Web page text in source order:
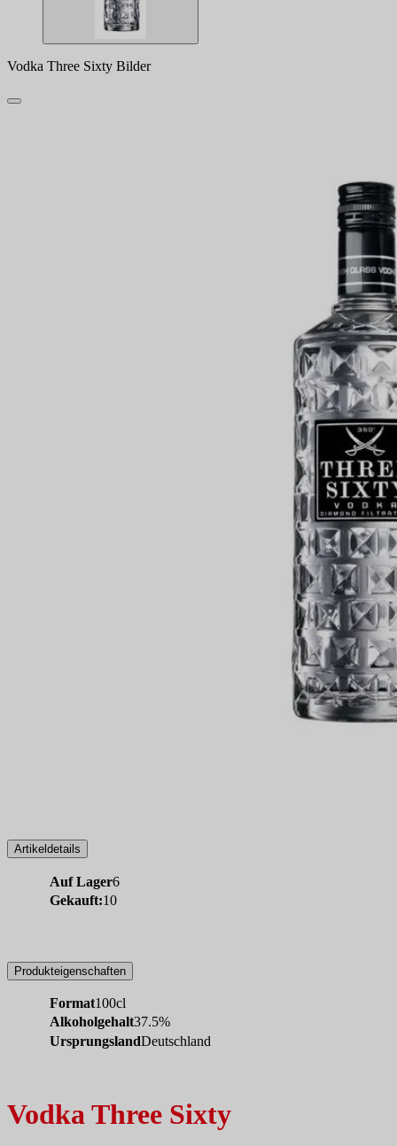
Vodka Three Sixty Bilder
Artikeldetails
Auf Lager6
Gekauft:10
Produkteigenschaften
Format100cl
Alkoholgehalt37.5%
UrsprungslandDeutschland
Vodka Three Sixty